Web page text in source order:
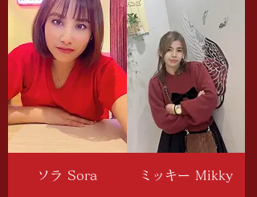
ソラ Sora ミッキー Mikky